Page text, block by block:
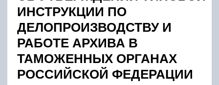
ИНСТРУКЦИИ ПО
ДЕЛОПРОИЗВОДСТВУ И
РАБОТЕ АРХИВА В
ТАМОЖЕННЫХ ОРГАНАХ
РОССИЙСКОЙ ФЕДЕРАЦИИ